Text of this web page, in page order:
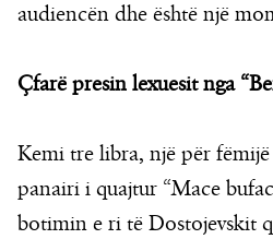
audiencën dhe është një
Çfarë presin lexuesit nga
Kemi tre libra, një për
panairi i quajtur “Mace
botimin e ri të Dostojevskit